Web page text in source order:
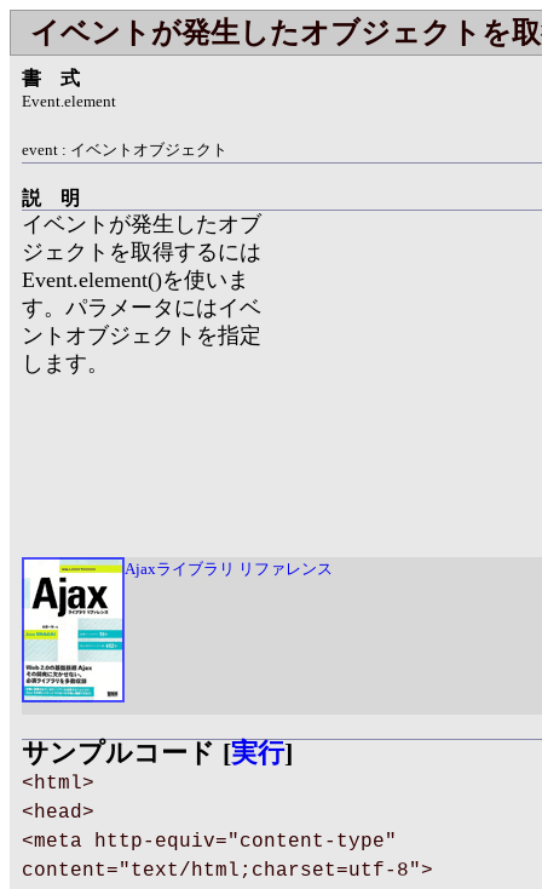
イベントが発生したオブジェクトを
書式
Event.element
event : イベントオブジェクト
説明
イベントが発生したオブ
ジェクトを取得するには
Event.element()を使いま
す。パラメータにはイベ
ントオブジェクトを指定
します。
Ajaxライブラリ リファレンス
サンプルコード [実行]
<html>
<head>
<meta http-equiv="content-type"
content="text/html;charset=utf-8">